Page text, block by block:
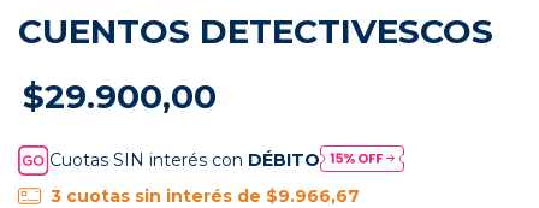
CUENTOS DETECTIVESCOS
$29.900,00
Cuotas SIN interés con DÉBITO
3 cuotas sin interés de $9.966,67